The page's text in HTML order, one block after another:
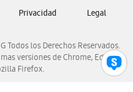
Todos los Derechos Reservados.
versiones de Chrome, Edge,
Firefox.
Privacidad Legal